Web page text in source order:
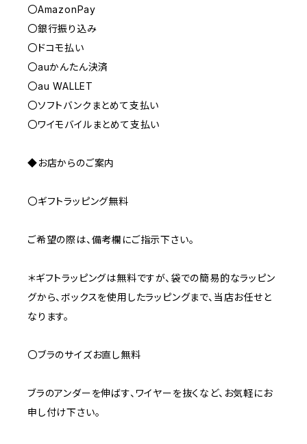
〇AmazonPay
〇銀行振り込み
〇ドコモ払い
〇auかんたん決済
〇au WALLET
〇ソフトバンクまとめて支払い
〇ワイモバイルまとめて支払い
◆お店からのご案内
〇ギフトラッピング無料
ご希望の際は、備考欄にご指示下さい。
＊ギフトラッピングは無料ですが、袋での簡易的なラッピン
グから、ボックスを使用したラッピングまで、当店お任せと
なります。
〇ブラのサイズお直し無料
ブラのアンダーを伸ばす、ワイヤーを抜くなど、お気軽にお
申し付け下さい。